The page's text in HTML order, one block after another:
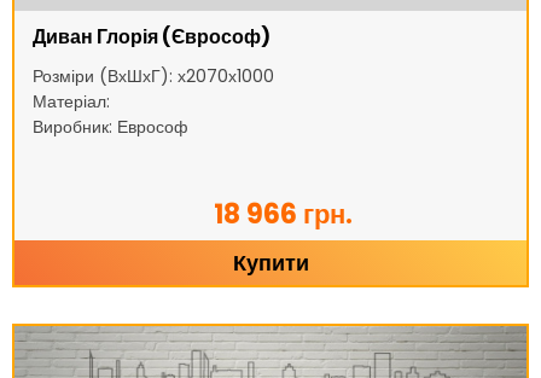
Диван Глорія (Єврософ)
Розміри (ВхШхГ): х2070х1000
Матеріал:
Виробник: Еврософ
18 966 грн.
Купити